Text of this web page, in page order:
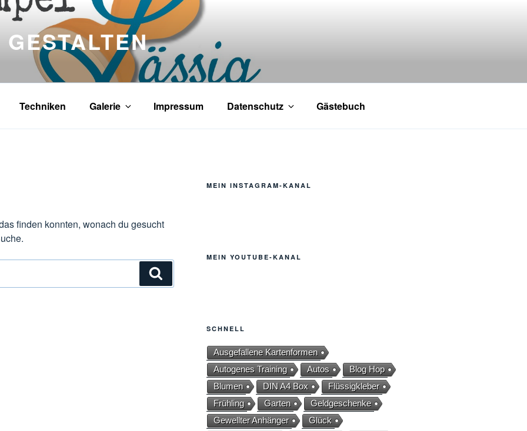
Techniken Galerie Impressum Datenschutz Gästebuch
finden konnten, wonach du gesucht
MEIN INSTAGRAM-KANAL
MEIN YOUTUBE-KANAL
SCHNELL
Ausgefallene Kartenformen
Autogenes Training
Autos
Blog Hop
Blumen
DIN A4 Box
Flüssigkleber
Frühling
Garten
Geldgeschenke
Gewellter Anhänger
Glück